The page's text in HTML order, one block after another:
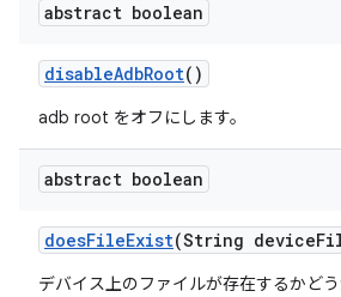
abstract boolean
disableAdbRoot()
adb root をオフにします。
abstract boolean
doesFileExist(String device
デバイス上のファイルが存在するかど